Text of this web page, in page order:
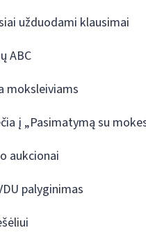
užduodami klausimai
ABC
moksleiviams
į „Pasimatymą su
aukcionai
palyginimas